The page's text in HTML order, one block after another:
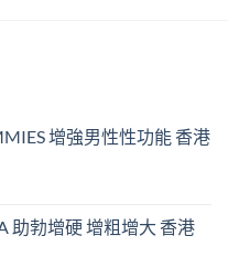
增強男性性功能 香港
助勃增硬 增粗增大 香港